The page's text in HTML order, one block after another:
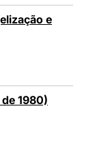
e
1980)